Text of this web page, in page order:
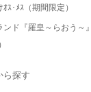
ｽ･ﾒｽ（期間限定）
ンド『羅皇～らおう～』
ら探す